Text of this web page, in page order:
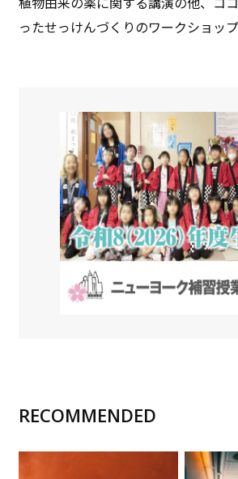
ったせっけんづくりのワークショップ
RECOMMENDED